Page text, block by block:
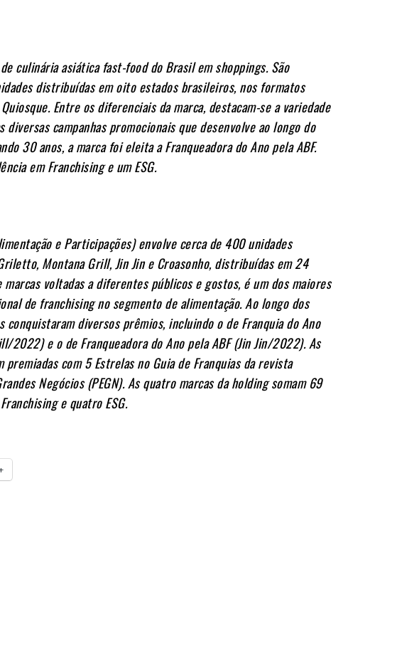
culinária asiática fast-food do Brasil em shoppings. São
distribuídas em oito estados brasileiros, nos formatos
Entre os diferenciais da marca, destacam-se a variedade
diversas campanhas promocionais que desenvolve ao longo do
30 anos, a marca foi eleita a Franqueadora do Ano pela ABF.
em Franchising e um ESG.
e Participações) envolve cerca de 400 unidades
Montana Grill, Jin Jin e Croasonho, distribuídas em 24
marcas voltadas a diferentes públicos e gostos, é um dos maiores
de franchising no segmento de alimentação. Ao longo dos
conquistaram diversos prêmios, incluindo o de Franquia do Ano
2022) e o de Franqueadora do Ano pela ABF (Jin Jin/2022). As
premiadas com 5 Estrelas no Guia de Franquias da revista
Negócios (PEGN). As quatro marcas da holding somam 69
e quatro ESG.